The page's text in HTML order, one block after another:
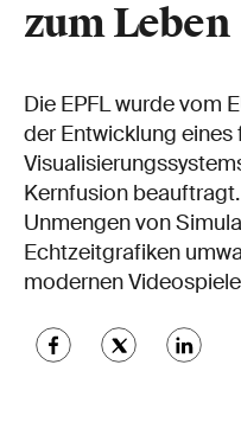
zum Leben
Die EPFL wurde vom
der Entwicklung
Kernfusion
Unmengen von
Echtzeitgrafiken
modernen